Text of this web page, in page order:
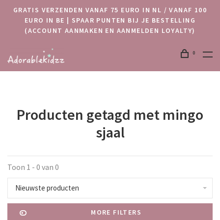
GRATIS VERZENDEN VANAF 75 EURO IN NL / VANAF 100
EURO IN BE | SPAAR PUNTEN BIJ JE BESTELLING
(ACCOUNT AANMAKEN EN AANMELDEN LOYALTY)
0
Producten getagd met mingo
sjaal
Toon 1 - 0 van 0
Nieuwste producten
MORE FILTERS